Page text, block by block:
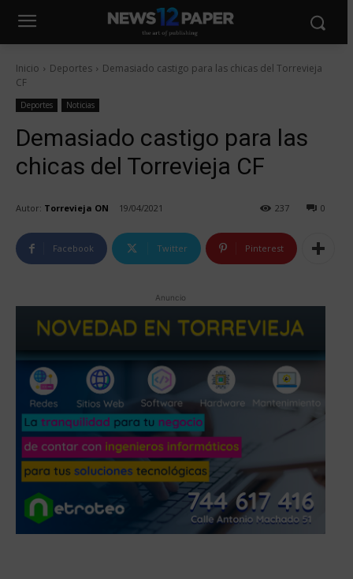
Inicio Deportes
Demasiado castigo para las chicas del Torrevieja
CF
Deportes Noticias
Demasiado castigo para las
chicas del Torrevieja CF
Autor: Torrevieja ON 19/04/2021 0
237
Facebook Twitter Pinterest
Anuncio